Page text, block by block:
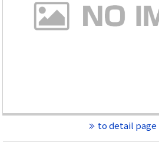
to detail page